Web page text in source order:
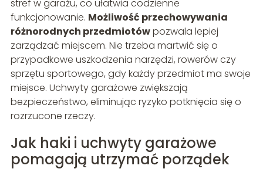
stref w garażu, co ułatwia codzienne
funkcjonowanie. Możliwość przechowywania
różnorodnych przedmiotówpozwala lepiej
zarządzać miejscem. Nie trzeba martwić się o
przypadkowe uszkodzenia narzędzi, rowerów czy
sprzętu sportowego, gdy każdy przedmiot ma swoje
miejsce. Uchwyty garażowe zwiększają
bezpieczeństwo, eliminując ryzyko potknięcia się o
rozrzucone rzeczy.
Jak haki i uchwyty garażowe
pomagają utrzymać porządek